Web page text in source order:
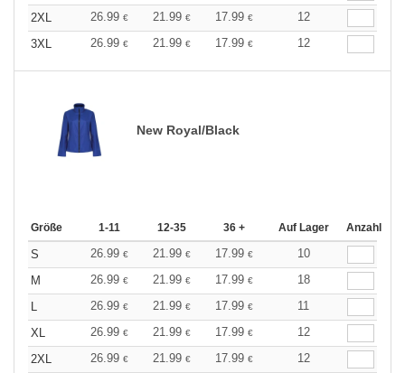
2XL
26.99 € 21.99 € 17.99 €
12
3XL
26.99 € 21.99 € 17.99 € 12
New Royal/Black
Größe 1-11 12-35 36 + Auf Lager Anzahl
S 26.99 € 21.99 € 17.99 €
10
M
26.99 € 21.99 € 17.99 €
18
L
26.99 € 21.99 € 17.99 €
11
XL
26.99 € 21.99 € 17.99 €
12
2XL
26.99 € 21.99 € 17.99 €
12